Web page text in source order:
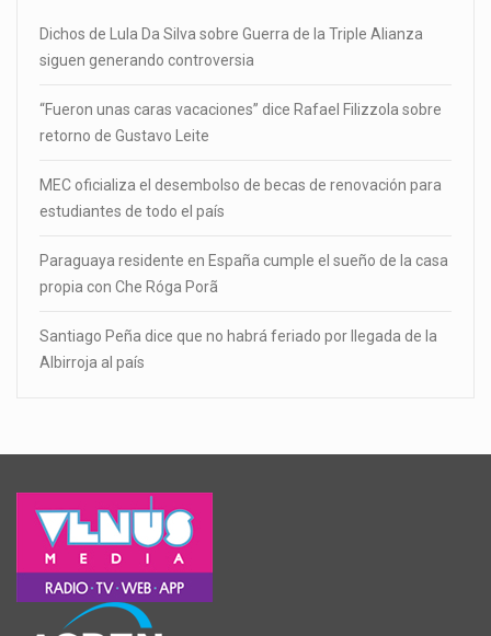
Dichos de Lula Da Silva sobre Guerra de la Triple Alianza
siguen generando controversia
“Fueron unas caras vacaciones” dice Rafael Filizzola sobre
retorno de Gustavo Leite
MEC oficializa el desembolso de becas de renovación para
estudiantes de todo el país
Paraguaya residente en España cumple el sueño de la casa
propia con Che Róga Porã
Santiago Peña dice que no habrá feriado por llegada de la
Albirroja al país